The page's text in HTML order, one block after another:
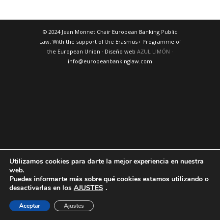
© 2024 Jean Monnet Chair European Banking Public
Law. With the support of the Erasmus+ Programme of
the European Union · Diseño web AZUL LIMÓN ·
info@europeanbankinglaw.com
Utilizamos cookies para darte la mejor experiencia en nuestra
web.
Puedes informarte más sobre qué cookies estamos utilizando o
desactivarlas en los AJUSTES .
Aceptar Ajustes